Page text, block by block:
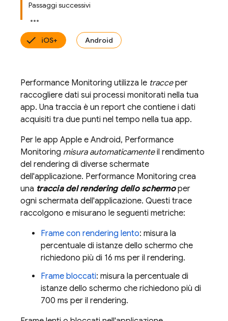
Passaggi successivi
iOS+ Android
Performance Monitoring utilizza le tracceper
raccogliere dati sui processi monitorati nella tua
app. Una traccia è un report che contiene i dati
acquisiti tra due punti nel tempo nella tua app.
Per le app Apple e Android, Performance
Monitoring misura automaticamenteil rendimento
del rendering di diverse schermate
dell'applicazione. Performance Monitoring crea
una traccia del rendering dello schermoper
ogni schermata dell'applicazione. Questi trace
raccolgono e misurano le seguenti metriche:
Frame con rendering lento: misura la
percentuale di istanze dello schermo che
richiedono più di 16 ms per il rendering.
Frame bloccati: misura la percentuale di
istanze dello schermo che richiedono più di
700 ms per il rendering.